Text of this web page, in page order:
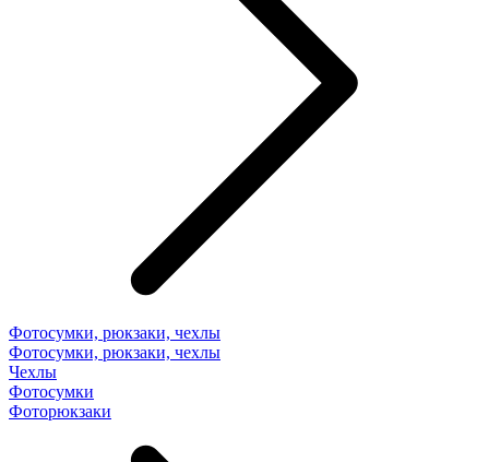
Фотосумки, рюкзаки, чехлы
Фотосумки, рюкзаки, чехлы
Чехлы
Фотосумки
Фоторюкзаки